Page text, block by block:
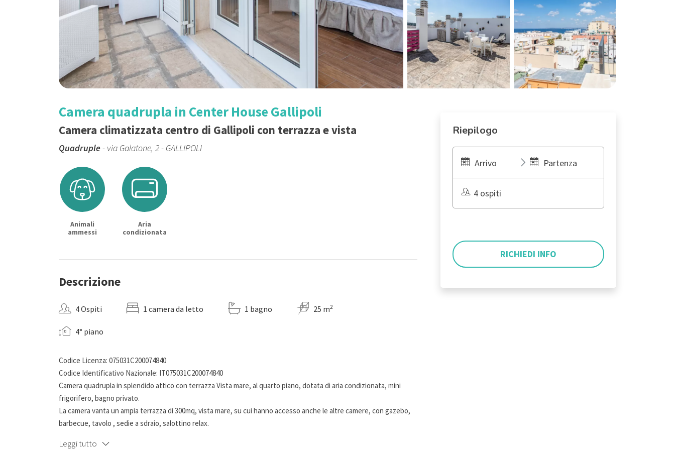
Camera quadrupla in Center House Gallipoli
Camera climatizzata centro di Gallipoli con terrazza e vista
Quadruple- via Galatone, 2 - GALLIPOLI
Animali
ammessi
Aria
condizionata
Descrizione
4 Ospiti 1 camera da letto 1 bagno 25 m2
4° piano
Codice Licenza: 075031C200074840
Codice Identificativo Nazionale: IT075031C200074840
Camera quadrupla in splendido attico con terrazza Vista mare, al quarto piano, dotata di aria condizionata, mini
frigorifero, bagno privato.
La camera vanta un ampia terrazza di 300mq, vista mare, su cui hanno accesso anche le altre camere, con gazebo,
barbecue, tavolo , sedie a sdraio, salottino relax.
Leggi tutto
Riepilogo
Arrivo Partenza
4 ospiti
RICHIEDI INFO